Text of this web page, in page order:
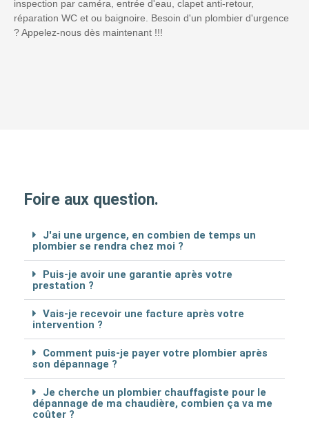
inspection par caméra, entrée d'eau, clapet anti-retour,
réparation WC et ou baignoire. Besoin d'un plombier d'urgence
? Appelez-nous dès maintenant !!!
Foire aux question.
J'ai une urgence, en combien de temps un
plombier se rendra chez moi ?
Puis-je avoir une garantie après votre
prestation ?
Vais-je recevoir une facture après votre
intervention ?
Comment puis-je payer votre plombier après
son dépannage ?
Je cherche un plombier chauffagiste pour le
dépannage de ma chaudière, combien ça va me
coûter ?